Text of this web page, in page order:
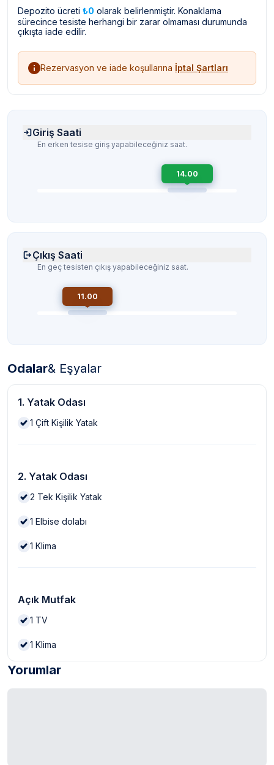
Depozito ücreti ₺0 olarak belirlenmiştir. Konaklama
sürecince tesiste herhangi bir zarar olmaması durumunda
çıkışta iade edilir.
Rezervasyon ve iade koşullarına İptal Şartları
Giriş Saati
En erken tesise giriş yapabileceğiniz saat.
14.00
Çıkış Saati
En geç tesisten çıkış yapabileceğiniz saat.
11.00
Odalar& Eşyalar
1. Yatak Odası
1 Çift Kişilik Yatak
2. Yatak Odası
2 Tek Kişilik Yatak
1 Elbise dolabı
1 Klima
Açık Mutfak
1 TV
1 Klima
Yorumlar